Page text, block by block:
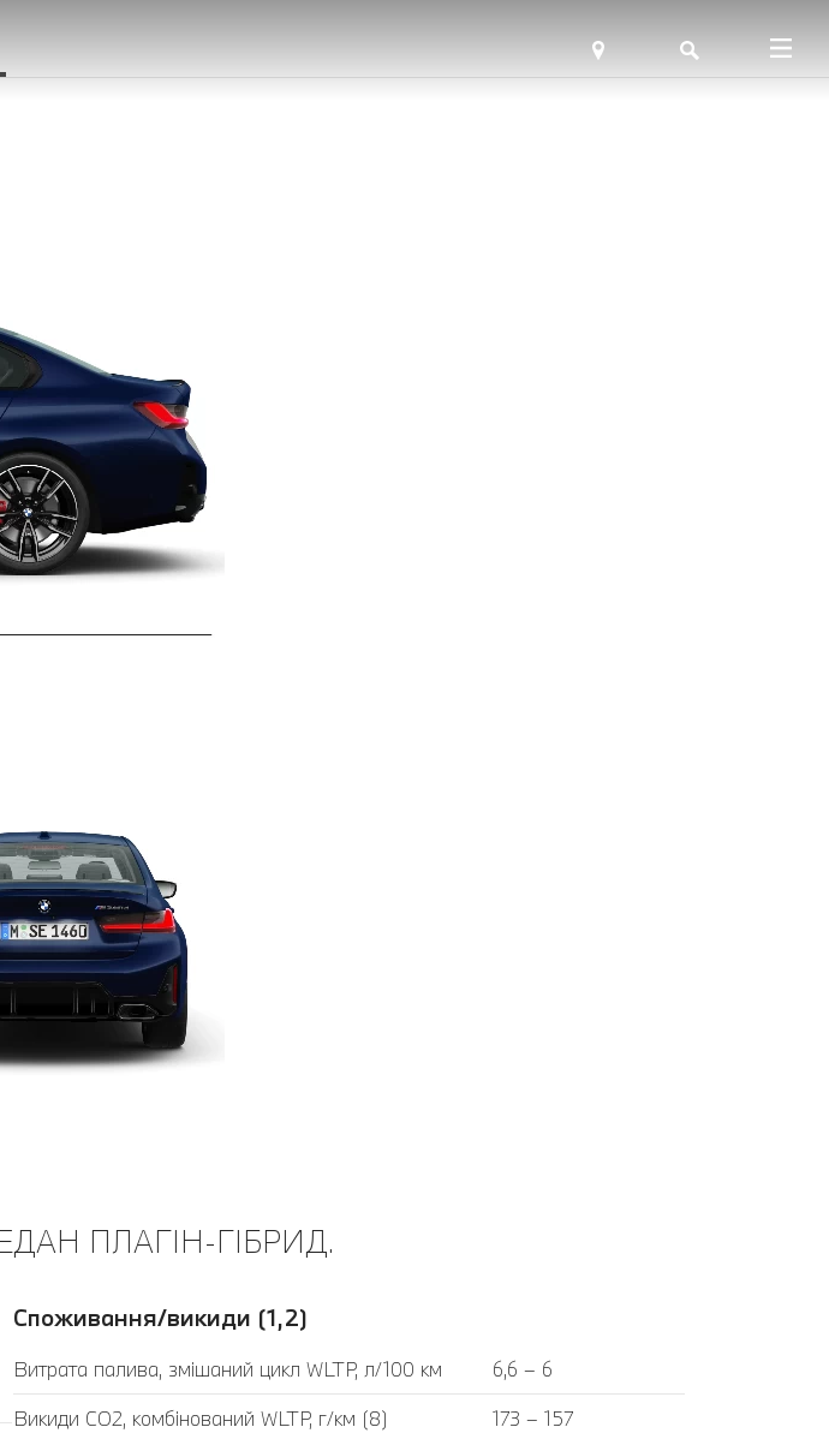
ПЛАГІН-ГІБРИД.
Споживання/викиди (1,2)
Витрата палива, змішаний цикл WLTP, л/100 км
6,6 – 6
Викиди CO2, комбінований WLTP, г/км (8)
173 – 157